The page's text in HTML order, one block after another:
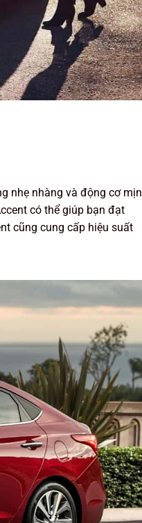
nhẹ nhàng và động cơ mịn
có thể giúp bạn đạt
cũng cung cấp hiệu suất